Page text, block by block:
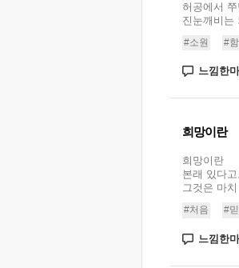
허공에서
진눈깨비는
#소원 #
느낌한
희망이란
희망이란
본래 있다
그것은 마
#처음 #
느낌한